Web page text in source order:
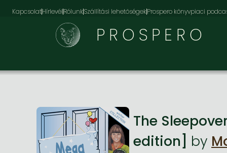
KapcsolatHírlevélRólunkSzállítási lehetőségekProspero könyvpiaci
PROSPERO
The
edition] by